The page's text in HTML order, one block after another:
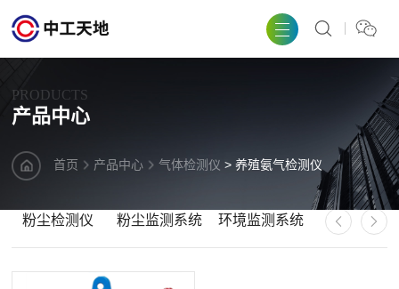
PRODUCTS
产品中心
首页 产品中心 气体检测仪 > 养殖氨气检测仪
粉尘检测仪 粉尘监测系统 环境监测系统 气象站